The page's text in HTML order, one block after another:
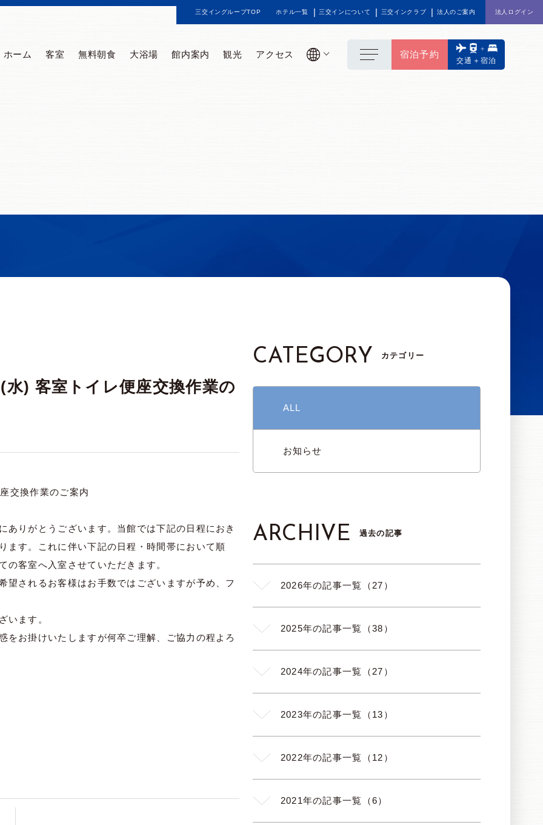
三交イングループTOP ホテル一覧 三交インについて 三交インクラブ 法人のご案内 法人ログイン
ホーム 客室 無料朝食 大浴場 館内案内 観光 アクセス
交通＋宿泊
宿泊予約
) 客室トイレ便座交換作業の
交換作業のご案内
ありがとうございます。当館では下記の日程におき
ます。これに伴い下記の日程・時間帯において順
の客室へ入室させていただきます。
望されるお客様はお手数ではございますが予め、フ
います。
をお掛けいたしますが何卒ご理解、ご協力の程よろ
CATEGORY カテゴリー
ALL
お知らせ
ARCHIVE 過去の記事
2026年の記事一覧（27）
2025年の記事一覧（38）
2024年の記事一覧（27）
2023年の記事一覧（13）
2022年の記事一覧（12）
2021年の記事一覧（6）